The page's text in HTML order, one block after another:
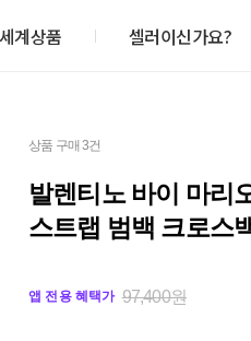
계상품 셀러이신가요?
상품 구매 3건
발렌티노 바이 마리
스트랩 범백 크로스
앱 전용 혜택가 97,400원